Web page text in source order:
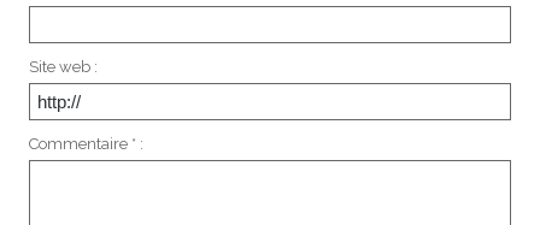
Site web :
Commentaire * :